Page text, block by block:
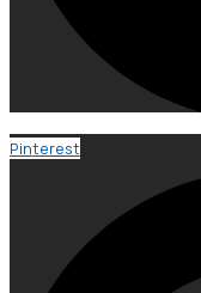
Pinterest